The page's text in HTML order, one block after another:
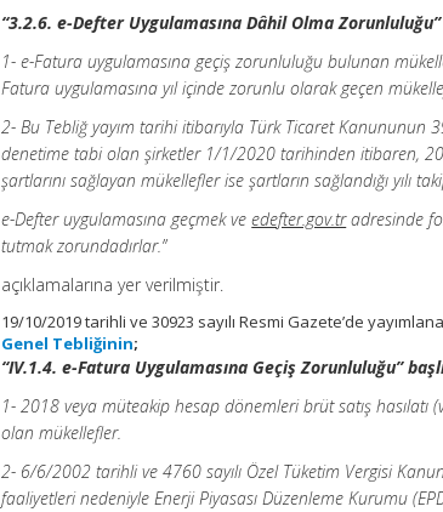
“3.2.6. e-Defter Uygulamasına Dâhil Olma
1- e-Fatura uygulamasına geçiş zorunluluğu bulunan
Fatura uygulamasına yıl içinde zorunlu olarak geçen
2- Bu Tebliğ yayım tarihi itibarıyla Türk Ticaret Kanununun
denetime tabi olan şirketler 1/1/2020 tarihinden itibaren,
şartlarını sağlayan mükellefler ise şartların sağlandığı yılı
e-Defter uygulamasına geçmek veedefter.gov.tradresinde
tutmak zorundadırlar.”
açıklamalarına yer verilmiştir.
19/10/2019 tarihli ve 30923 sayılı Resmi Gazete’de
Genel Tebliğinin;
“IV.1.4. e-Fatura Uygulamasına Geçiş Zorunluluğu”
1- 2018 veya müteakip hesap dönemleri brüt satış hasılatı
olan mükellefler.
2- 6/6/2002 tarihli ve 4760 sayılı Özel Tüketim Vergisi
faaliyetleri nedeniyle Enerji Piyasası Düzenleme Kurumu